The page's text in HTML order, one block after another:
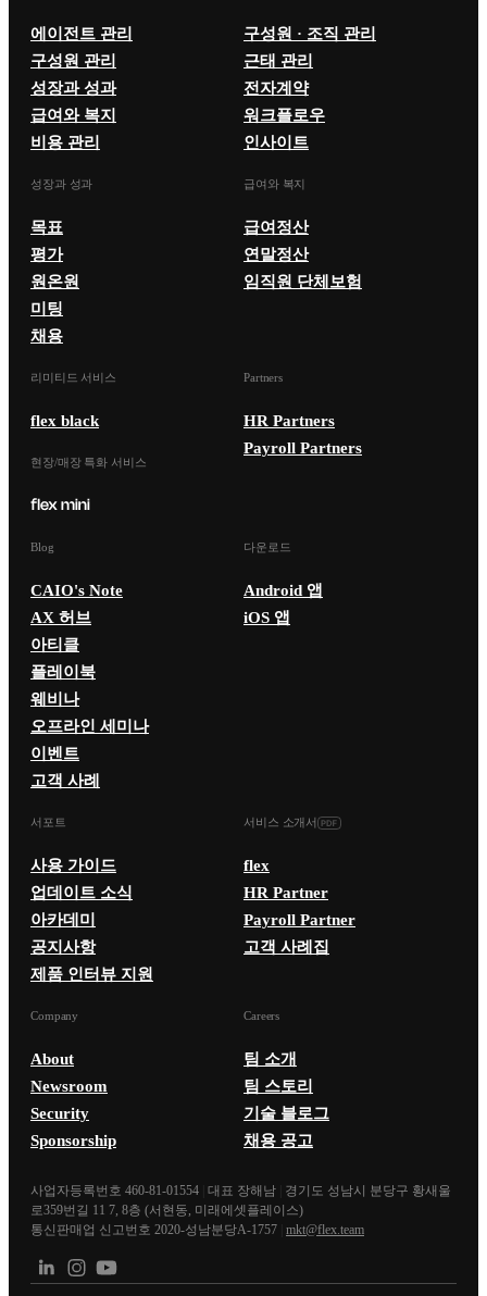
에이전트 관리
구성원 관리
성장과 성과
급여와 복지
비용 관리
구성원 · 조직 관리
근태 관리
전자계약
워크플로우
인사이트
성장과 성과
목표
평가
원온원
미팅
채용
급여와 복지
급여정산
연말정산
임직원 단체보험
리미티드 서비스
flex black
현장/매장 특화 서비스
Partners
HR Partners
Payroll Partners
Blog
CAIO's Note
AX 허브
아티클
플레이북
웨비나
오프라인 세미나
이벤트
고객 사례
다운로드
Android 앱
iOS 앱
서포트
사용 가이드
업데이트 소식
아카데미
공지사항
제품 인터뷰 지원
서비스 소개서
flex
HR Partner
Payroll Partner
고객 사례집
Company
About
Newsroom
Security
Sponsorship
Careers
팀 소개
팀 스토리
기술 블로그
채용 공고
사업자등록번호 460-81-01554 대표 장해남
경기도 성남시 분당구 황새울
로359번길 11 7, 8층 (서현동, 미래에셋플레이스)
통신판매업 신고번호 2020-성남분당A-1757 mkt@flex.team